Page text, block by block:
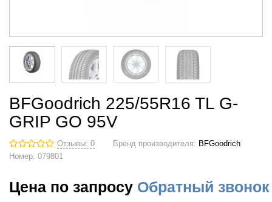
BFGoodrich 225/55R16 TL G-
GRIP GO 95V
Отзывы: 0 Бренд производителя: BFGoodrich
Номер: 079801
Цена по запросу Обратный звонок